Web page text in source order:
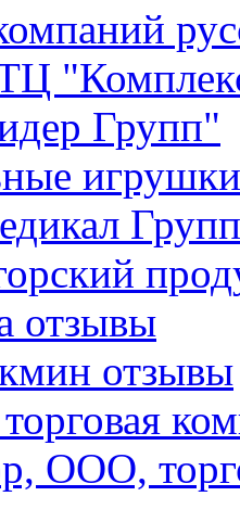
Групп"
игрушки
Групп
отзывы
отзывы
ООО,